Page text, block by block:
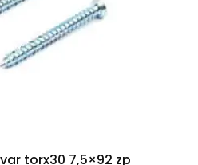
torx30 7,5×92 zp